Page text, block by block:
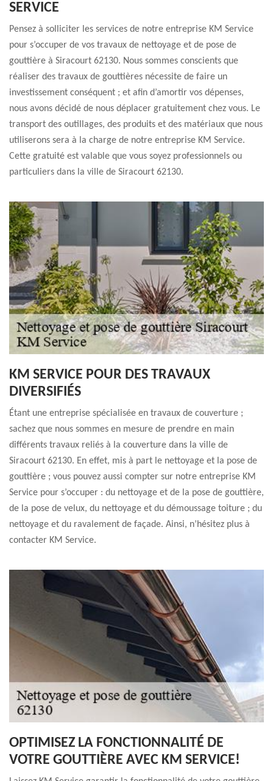
SERVICE
Pensez à solliciter les services de notre entreprise KM Service
pour s’occuper de vos travaux de nettoyage et de pose de
gouttière à Siracourt 62130. Nous sommes conscients que
réaliser des travaux de gouttières nécessite de faire un
investissement conséquent ; et afin d’amortir vos dépenses,
nous avons décidé de nous déplacer gratuitement chez vous. Le
transport des outillages, des produits et des matériaux que nous
utiliserons sera à la charge de notre entreprise KM Service.
Cette gratuité est valable que vous soyez professionnels ou
particuliers dans la ville de Siracourt 62130.
KM SERVICE POUR DES TRAVAUX
DIVERSIFIÉS
Étant une entreprise spécialisée en travaux de couverture ;
sachez que nous sommes en mesure de prendre en main
différents travaux reliés à la couverture dans la ville de
Siracourt 62130. En effet, mis à part le nettoyage et la pose de
gouttière ; vous pouvez aussi compter sur notre entreprise KM
Service pour s’occuper : du nettoyage et de la pose de gouttière,
de la pose de velux, du nettoyage et du démoussage toiture ; du
nettoyage et du ravalement de façade. Ainsi, n’hésitez plus à
contacter KM Service.
OPTIMISEZ LA FONCTIONNALITÉ DE
VOTRE GOUTTIÈRE AVEC KM SERVICE!